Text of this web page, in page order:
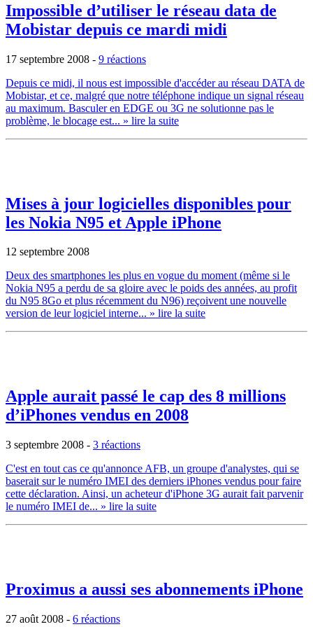
Impossible d’utiliser le réseau data de
Mobistar depuis ce mardi midi
17 septembre 2008 - 9 réactions
Depuis ce midi, il nous est impossible d'accéder au réseau DATA de
Mobistar, et ce, malgré que notre téléphone indique un signal réseau
au maximum. Basculer en EDGE ou 3G ne solutionne pas le
problème, le blocage est... » lire la suite
Mises à jour logicielles disponibles pour
les Nokia N95 et Apple iPhone
12 septembre 2008
Deux des smartphones les plus en vogue du moment (même si le
Nokia N95 a perdu de sa gloire avec le poids des années, au profit
du N95 8Go et plus récemment du N96) reçoivent une nouvelle
version de leur logiciel interne... » lire la suite
Apple aurait passé le cap des 8 millions
d’iPhones vendus en 2008
3 septembre 2008 - 3 réactions
C'est en tout cas ce qu'annonce AFB, un groupe d'analystes, qui se
baserait sur le numéro IMEI des derniers iPhones vendus pour faire
cette déclaration. Ainsi, un acheteur d'iPhone 3G aurait fait parvenir
le numéro IMEI de... » lire la suite
Proximus a aussi ses abonnements iPhone
27 août 2008 - 6 réactions